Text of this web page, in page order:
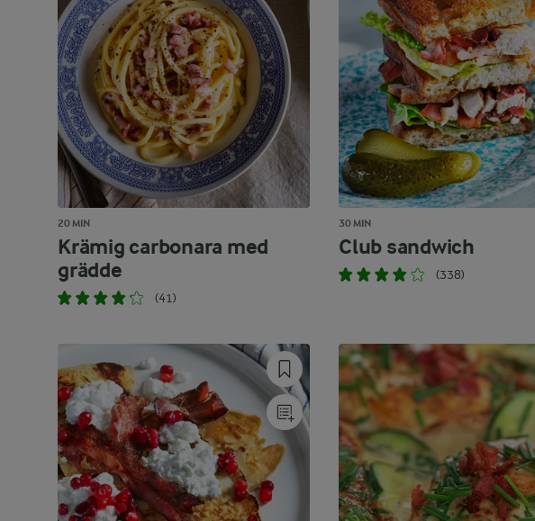
20 MIN
Krämig carbonara med
grädde
(41)
30 MIN
Club sandwich
(338)